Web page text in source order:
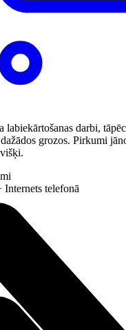
labiekārtošanas darbi,
grozos. Pirkumi
Internets telefonā